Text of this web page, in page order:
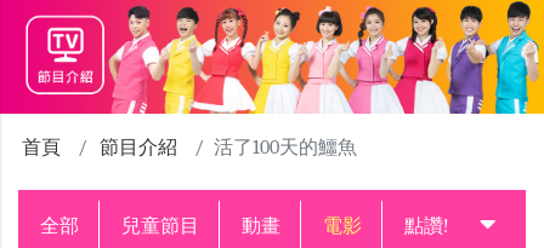
首頁 節目介紹 活了100天的鱷魚
全部 兒童節目 動畫 電影 點讚!升級中